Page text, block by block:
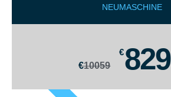
NEUMASCHINE
€10059
€